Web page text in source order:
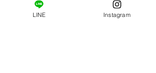
姿勢・肩甲骨まわりの柔軟性の診断と施術がセット
LINE Instagram